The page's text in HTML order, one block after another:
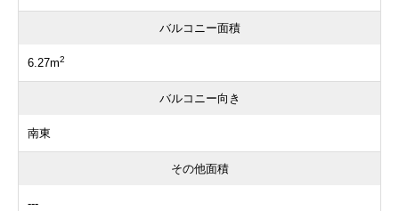
バルコニー面積
6.27m2
バルコニー向き
南東
その他面積
---